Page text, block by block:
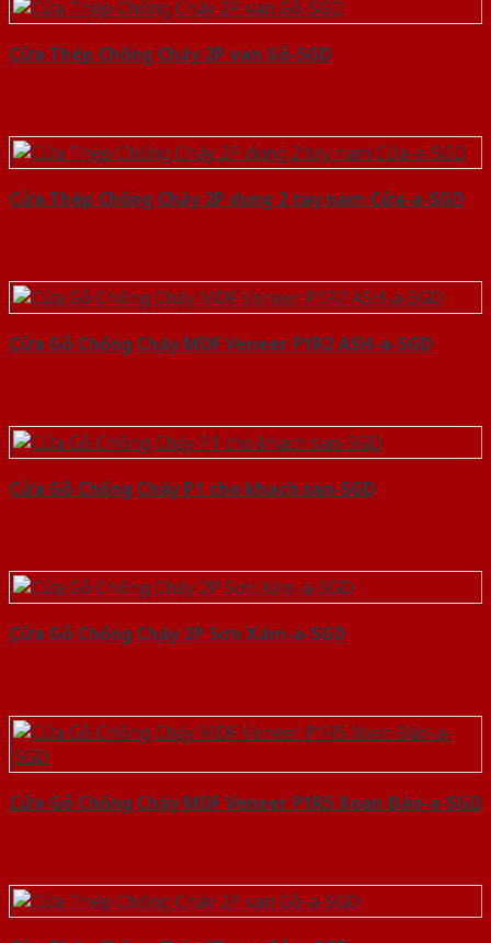
Cửa Thép Chống Cháy 2P van Gỗ-SGD
Cửa Thép Chống Cháy 2P dung 2 tay nam Cửa-a-SGD
Cửa Gỗ Chống Cháy MDF Veneer P1R2 ASH-a-SGD
Cửa Gỗ Chống Cháy P1 cho khach san-SGD
Cửa Gỗ Chống Cháy 2P Sơn Xám-a-SGD
Cửa Gỗ Chống Cháy MDF Veneer P1R5 Xoan Đào-a-SGD